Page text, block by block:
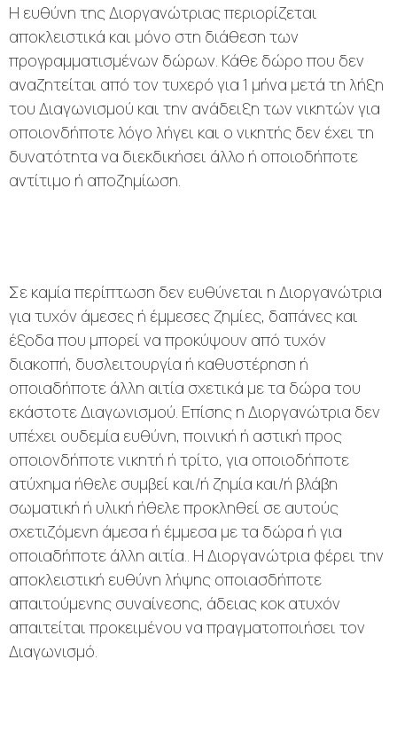
Η ευθύνη της Διοργανώτριας περιορίζεται
αποκλειστικά και μόνο στη διάθεση των
προγραμματισμένων δώρων. Κάθε δώρο που δεν
αναζητείται από τον τυχερό για 1 μήνα μετά τη λήξη
του Διαγωνισμού και την ανάδειξη των νικητών για
οποιονδήποτε λόγο λήγει και ο νικητής δεν έχει τη
δυνατότητα να διεκδικήσει άλλο ή οποιοδήποτε
αντίτιμο ή αποζημίωση.
Σε καμία περίπτωση δεν ευθύνεται η Διοργανώτρια
για τυχόν άμεσες ή έμμεσες ζημίες, δαπάνες και
έξοδα που μπορεί να προκύψουν από τυχόν
διακοπή, δυσλειτουργία ή καθυστέρηση ή
οποιαδήποτε άλλη αιτία σχετικά με τα δώρα του
εκάστοτε Διαγωνισμού. Επίσης η Διοργανώτρια δεν
υπέχει ουδεμία ευθύνη, ποινική ή αστική προς
οποιονδήποτε νικητή ή τρίτο, για οποιοδήποτε
ατύχημα ήθελε συμβεί και/ή ζημία και/ή βλάβη
σωματική ή υλική ήθελε προκληθεί σε αυτούς
σχετιζόμενη άμεσα ή έμμεσα με τα δώρα ή για
οποιαδήποτε άλλη αιτία.. Η Διοργανώτρια φέρει την
αποκλειστική ευθύνη λήψης οποιασδήποτε
απαιτούμενης συναίνεσης, άδειας κοκ ατυχόν
απαιτείται προκειμένου να πραγματοποιήσει τον
Διαγωνισμό.